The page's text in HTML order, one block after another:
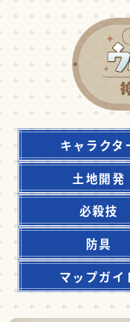
キャラクタ
土地開発
必殺技
防具
マップガイ